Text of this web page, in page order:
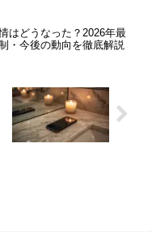
はどうなった？2026年最
・今後の動向を徹底解説